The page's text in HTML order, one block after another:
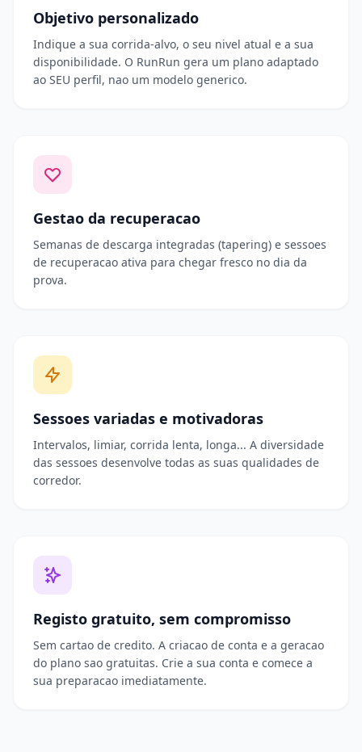
Objetivo personalizado
Indique a sua corrida-alvo, o seu nivel atual e a sua
disponibilidade. O RunRun gera um plano adaptado
ao SEU perfil, nao um modelo generico.
Gestao da recuperacao
Semanas de descarga integradas (tapering) e sessoes
de recuperacao ativa para chegar fresco no dia da
prova.
Sessoes variadas e motivadoras
Intervalos, limiar, corrida lenta, longa... A diversidade
das sessoes desenvolve todas as suas qualidades de
corredor.
Registo gratuito, sem compromisso
Sem cartao de credito. A criacao de conta e a geracao
do plano sao gratuitas. Crie a sua conta e comece a
sua preparacao imediatamente.